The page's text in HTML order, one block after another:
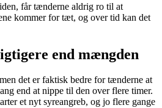
får tænderne aldrig ro til at
kommer for tæt, og over tid kan det
end mængden
det er faktisk bedre for tænderne at
end at nippe til den over flere timer.
et nyt syreangreb, og jo flere gange